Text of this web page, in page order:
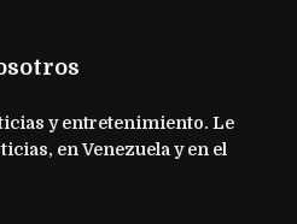
y entretenimiento. Le
en Venezuela y en el